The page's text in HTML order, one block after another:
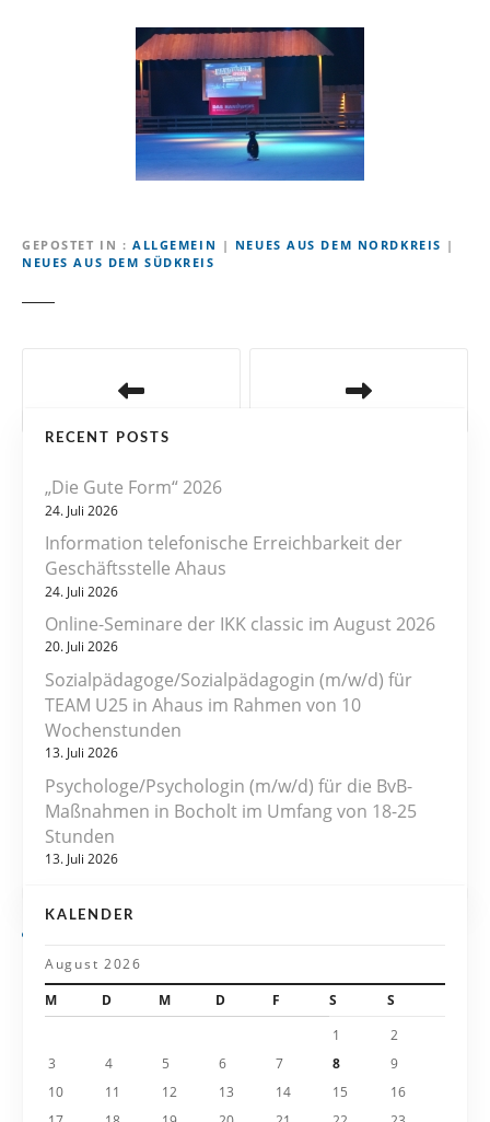
GEPOSTET IN ALLGEMEIN | NEUES AUS DEM NORDKREIS |
NEUES AUS DEM SÜDKREIS
a
RECENT POSTS
„Die Gute Form“ 2026
24. Juli 2026
Information telefonische Erreichbarkeit der
Geschäftsstelle Ahaus
24. Juli 2026
Online-Seminare der IKK classic im August 2026
20. Juli 2026
Sozialpädagoge/Sozialpädagogin (m/w/d) für
TEAM U25 in Ahaus im Rahmen von 10
Wochenstunden
13. Juli 2026
Psychologe/Psychologin (m/w/d) für die BvB-
Maßnahmen in Bocholt im Umfang von 18-25
Stunden
13. Juli 2026
KALENDER
August 2026
M
D M D F S
S
1
2
3
4 5 6 7 8
9
10
11 12 13 14 15
16